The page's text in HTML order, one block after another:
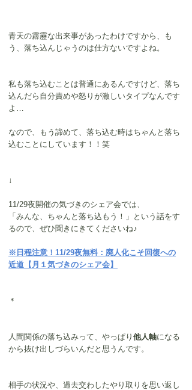
青天の霹靂な出来事があったわけですから、も
う、落ち込んじゃうのは仕方ないですよね。
私も落ち込むことは普通にあるんですけど、落ち
込んだら自分責めや怒りが激しいタイプなんです
よ…
なので、もう諦めて、落ち込む時はちゃんと落ち
込むことにしています！！笑
↓
11/29夜開催の気づきのシェア会では、
「みんな、ちゃんと落ち込もう！」という話をす
るので、ぜひ聞きにきてくださいね♪
※日程注意！11/29夜無料：廃人化こそ回復への
近道【月１気づきのシェア会】
＊
人間関係の落ち込みって、やっぱり 他人軸になる
から抜け出しづらいんだと思うんです。
相手の状況や、過去交わしたやり取りを思い返し